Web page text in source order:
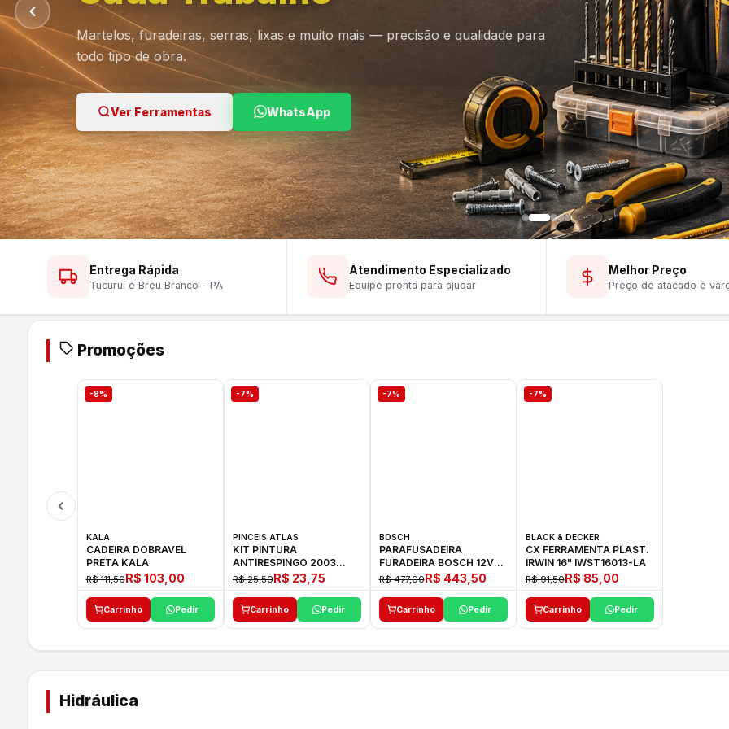
Ver Lustres WhatsApp
Martelos, furadeiras, serras, lixas e muito mais — precisão e qualidade para
todo tipo de obra.
Ver Ferramentas WhatsApp
Ver Tintas WhatsApp
Entrega Rápida
Tucuruí e Breu Branco - PA
Atendimento Especializado
Equipe pronta para ajudar
Melhor Preço
Preço de atacado e
Promoções
-8%
KALA
CADEIRA DOBRAVEL
PRETA KALA
R$ 111,50R$ 103,00
Carrinho Pedir
-7%
PINCEIS ATLAS
KIT PINTURA
ANTIRESPINGO 2003
ATLAS 03 PCS
R$ 25,50R$ 23,75
Carrinho Pedir
-7%
BOSCH
PARAFUSADEIRA
FURADEIRA BOSCH 12V
GSR 1000 SMART
R$ 477,00R$ 443,50
Carrinho Pedir
-7%
BLACK & DECKER
CX FERRAMENTA PLAST.
IRWIN 16" IWST16013-LA
R$ 91,50R$ 85,00
Carrinho Pedir
Hidráulica